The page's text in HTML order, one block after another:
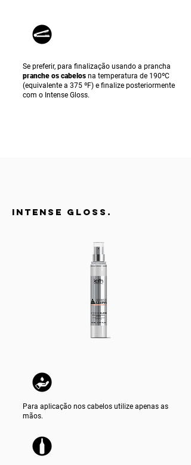
Se preferir, para finalização usando a prancha
pranche os cabelos na temperatura de 190ºC
(equivalente a 375 ºF) e finalize posteriormente
com o Intense Gloss.
INTENSE GLOSS.
Para aplicação nos cabelos utilize apenas as
mãos.